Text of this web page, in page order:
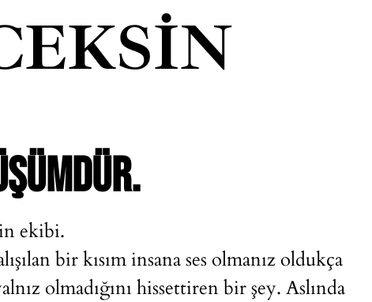
ekibi.
bir kısım insana ses olmanız oldukça
olmadığını hissettiren bir şey. Aslında